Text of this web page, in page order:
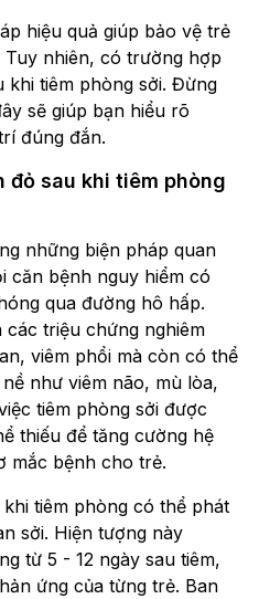
hiệu quả giúp bảo vệ trẻ
nhiên, có trường hợp
khi tiêm phòng sởi. Đừng
sẽ giúp bạn hiểu rõ
đúng đắn.
đỏ sau khi tiêm phòng
những biện pháp quan
căn bệnh nguy hiểm có
qua đường hô hấp.
triệu chứng nghiêm
viêm phổi mà còn có thể
như viêm não, mù lòa,
tiêm phòng sởi được
thiếu để tăng cường hệ
mắc bệnh cho trẻ.
tiêm phòng có thể phát
sởi. Hiện tượng này
từ 5 - 12 ngày sau tiêm,
ứng của từng trẻ. Ban